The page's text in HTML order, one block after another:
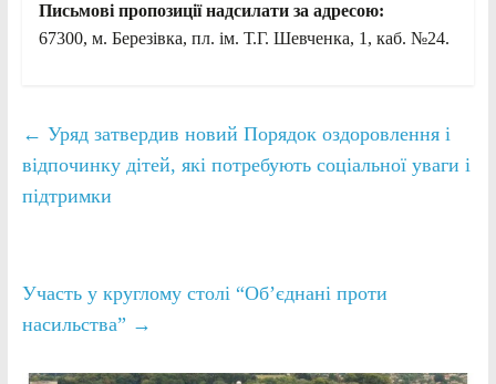
Письмові пропозиції надсилати за адресою:
67300, м. Березівка, пл. ім. Т.Г. Шевченка, 1, каб. №24.
← Уряд затвердив новий Порядок оздоровлення і
відпочинку дітей, які потребують соціальної уваги і
підтримки
Участь у круглому столі “Об’єднані проти
насильства” →